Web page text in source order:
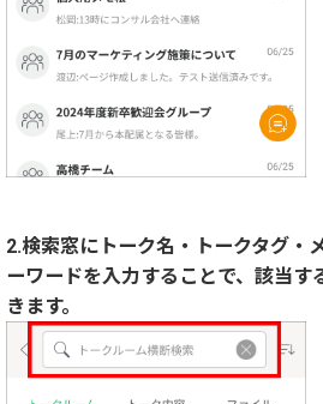
2.検索窓にトーク名・トークタグ・
ーワードを入力することで、該当す
きます。